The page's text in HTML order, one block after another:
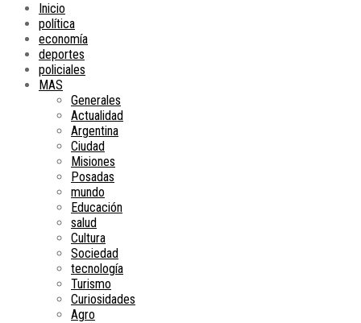
Inicio
política
economía
deportes
policiales
MAS
Generales
Actualidad
Argentina
Ciudad
Misiones
Posadas
mundo
Educación
salud
Cultura
Sociedad
tecnología
Turismo
Curiosidades
Agro